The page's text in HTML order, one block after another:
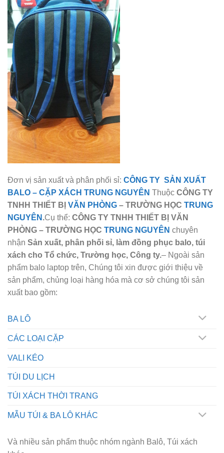
Đơn vị sản xuất và phân phối sỉ: CÔNG TY SẢN XUẤT
BALO – CẶP XÁCH TRUNG NGUYÊN Thuộc CÔNG TY
TNHH THIẾT BỊ VĂN PHÒNG – TRƯỜNG HỌC TRUNG
NGUYÊN .Cụ thể: CÔNG TY TNHH THIẾT BỊ VĂN
PHÒNG – TRƯỜNG HỌC TRUNG NGUYÊN chuyên
nhận Sản xuất, phân phối sỉ, làm đồng phục balo, túi
xách cho Tổ chức, Trường học, Công ty.– Ngoài sản
phẩm balo laptop trên, Chúng tôi xin được giới thiệu về
sản phẩm, chủng loại hàng hóa mà cơ sở chúng tôi sản
xuất bao gồm:
BA LÔ
CÁC LOẠI CẶP
VALI KÉO
TÚI DU LỊCH
TÚI XÁCH THỜI TRANG
MẪU TÚI & BA LÔ KHÁC
Và nhiều sản phẩm thuộc nhóm ngành Balô, Túi xách